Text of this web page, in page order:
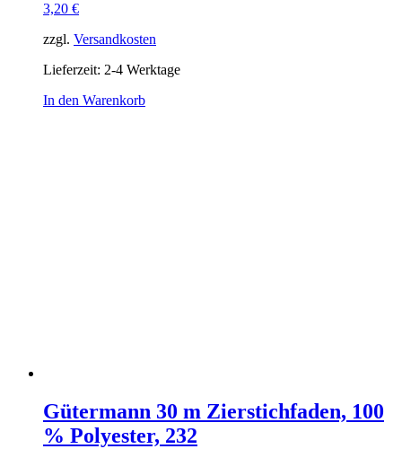
3,20 €
zzgl. Versandkosten
Lieferzeit: 2-4 Werktage
In den Warenkorb
Gütermann 30 m Zierstichfaden, 100
% Polyester, 232